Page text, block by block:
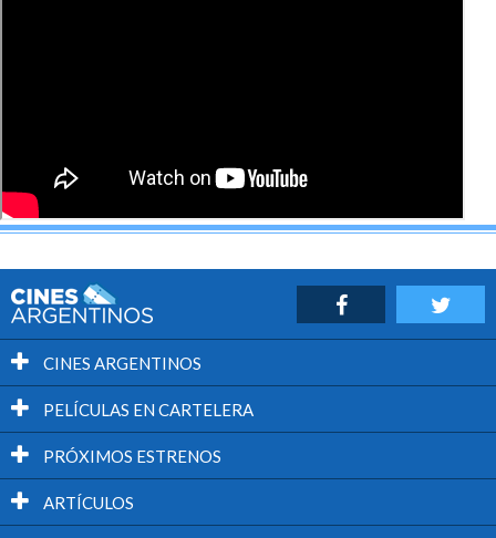
CINES ARGENTINOS
PELÍCULAS EN CARTELERA
PRÓXIMOS ESTRENOS
ARTÍCULOS